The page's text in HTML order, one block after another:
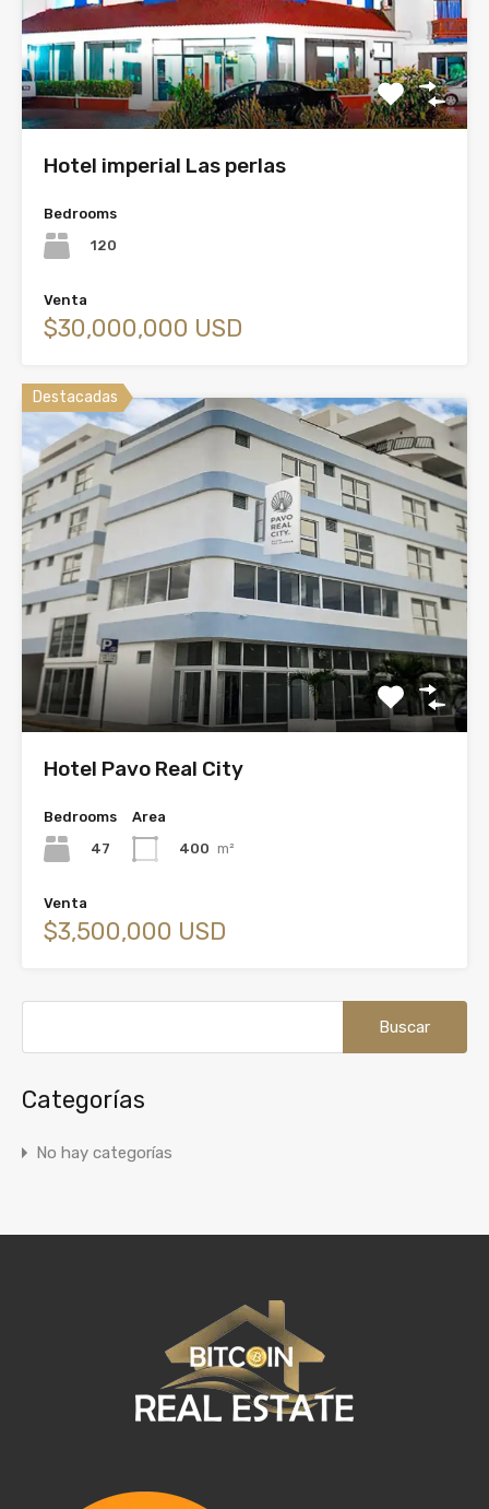
Hotel imperial Las perlas
Bedrooms
120
Venta
$30,000,000 USD
Destacadas
Hotel Pavo Real City
Bedrooms
47
Area
400 m²
Venta
$3,500,000 USD
Categorías
No hay categorías